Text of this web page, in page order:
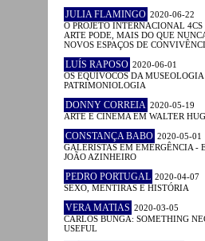
JULIA FLAMINGO 2020-06-22
O PROJETO INTERNACIONAL 4CS
ARTE PODE, MAIS DO QUE
NOVOS ESPAÇOS DE
LUÍS RAPOSO 2020-06-01
OS EQUÍVOCOS DA
PATRIMONIOLOGIA
DONNY CORREIA 2020-05-19
ARTE E CINEMA EM WALTER
CONSTANÇA BABO 2020-05-01
GALERISTAS EM EMERGÊNCIA -
JOÃO AZINHEIRO
PEDRO PORTUGAL 2020-04-07
SEXO, MENTIRAS E HISTÓRIA
VERA MATIAS 2020-03-05
CARLOS BUNGA: SOMETHING
USEFUL